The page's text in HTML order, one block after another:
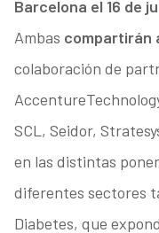
Barcelona el 16 de
Ambas compartirán
colaboración de
SCL, Seidor,
en las distintas
diferentes sectores
Diabetes, que